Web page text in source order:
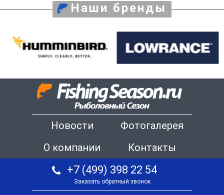
Наши бренды
Новости
Фотогалерея
О компании
Контакты
+7 (499) 398 22 54
Заказать обратный звонок